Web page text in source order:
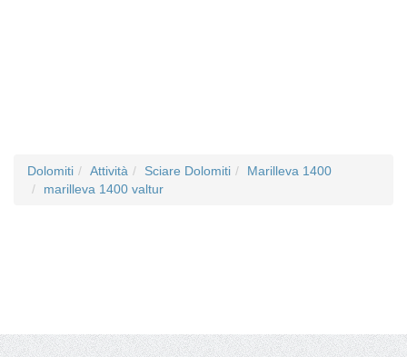
Dolomiti Attività Sciare Dolomiti
Marilleva 1400
marilleva 1400 valtur